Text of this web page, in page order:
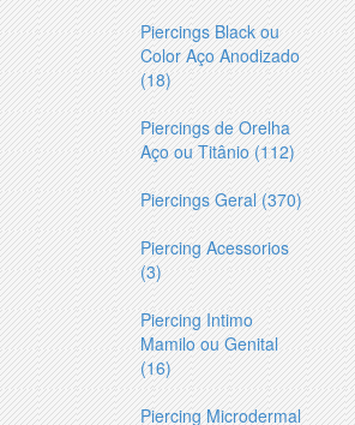
Piercings Black ou
Color Aço Anodizado
(18)
Piercings de Orelha
Aço ou Titânio (112)
Piercings Geral (370)
Piercing Acessorios
(3)
Piercing Intimo
Mamilo ou Genital
(16)
Piercing Microdermal